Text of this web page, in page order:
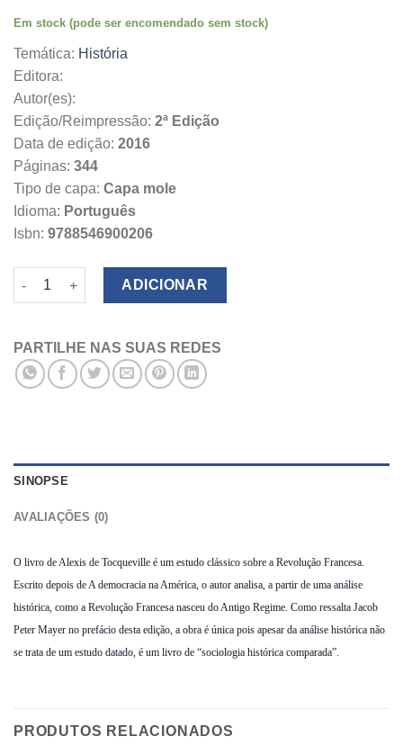
original
30.00€.
atual
Em stock (pode ser encomendado sem stock)
Temática: História
Editora:
Autor(es):
Edição/Reimpressão: 2ª Edição
Data de edição: 2016
Páginas: 344
Tipo de capa: Capa mole
Idioma: Português
Isbn: 9788546900206
Quantidade de O Antigo Regime e a Revolução
ADICIONAR
PARTILHE NAS SUAS REDES
SINOPSE
AVALIAÇÕES (0)
O livro de Alexis de Tocqueville é um estudo clássico sobre a Revolução Francesa.
Escrito depois de A democracia na América, o autor analisa, a partir de uma análise
histórica, como a Revolução Francesa nasceu do Antigo Regime. Como ressalta Jacob
Peter Mayer no prefácio desta edição, a obra é única pois apesar da análise histórica não
se trata de um estudo datado, é um livro de “sociologia histórica comparada”.
PRODUTOS RELACIONADOS